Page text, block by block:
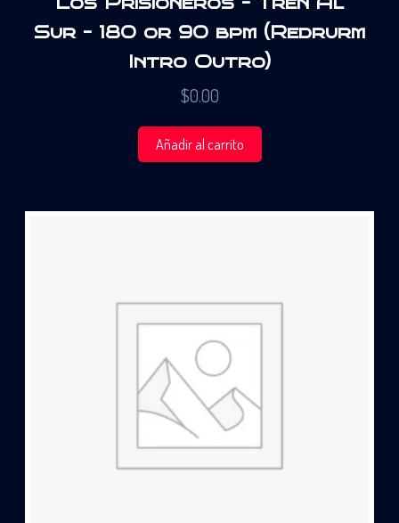
Sur – 180 or 90 bpm (Redrurm
Intro Outro)
$0.00
Añadir al carrito